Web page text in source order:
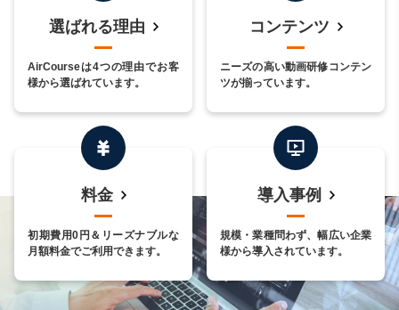
選ばれる理由
AirCourseは4つの理由でお客
様から選ばれています。
コンテンツ
ニーズの高い動画研修コンテン
ツが揃っています。
料金
初期費用0円＆リーズナブルな
月額料金でご利用できます。
導入事例
規模・業種問わず、幅広い企業
様から導入されています。